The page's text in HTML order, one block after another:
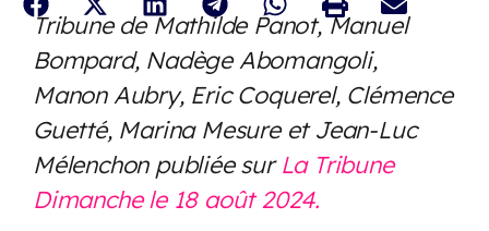
Tribune de Mathilde Panot, Manuel
Bompard, Nadège Abomangoli,
Manon Aubry, Eric Coquerel, Clémence
Guetté, Marina Mesure et Jean-Luc
Mélenchon publiée surLa Tribune
Dimanche le 18 août 2024.